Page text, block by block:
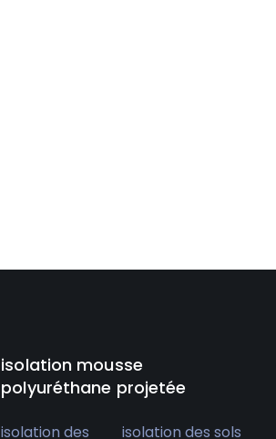
isolation mousse
polyuréthane projetée
isolation des isolation des sols